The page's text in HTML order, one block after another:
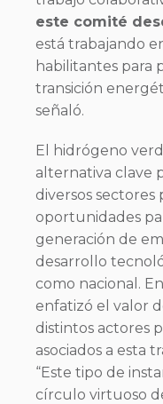
este comité
está trabajando
habilitantes para
transición
señaló.
El hidrógeno
alternativa clave
diversos
oportunidades
generación de
desarrollo
como nacional.
enfatizó el valor
distintos actores
asociados a esta
“Este tipo de
círculo virtuoso